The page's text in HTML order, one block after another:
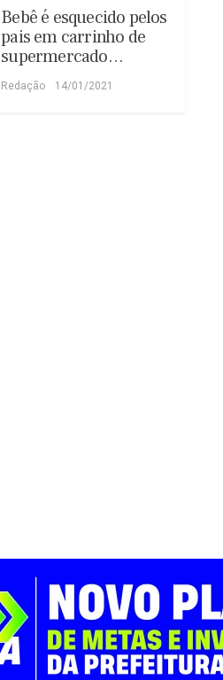
Bebê é esquecido pelos
pais em carrinho de
supermercado…
Redação 14/01/2021